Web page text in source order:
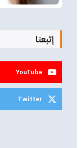
إتبعنا
YouTube
Twitter